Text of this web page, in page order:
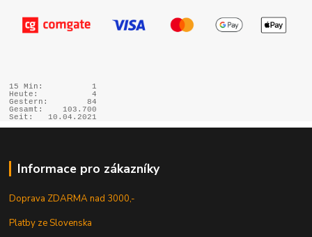
15 Min:
1
Heute:
4
Gestern:
84
Gesamt:
103.700
Seit:
10.04.2021
Informace pro zákazníky
Doprava ZDARMA nad 3000,-
Platby ze Slovenska